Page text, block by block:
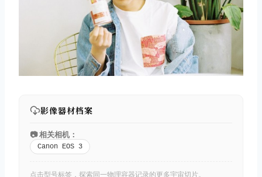
影像器材档案
📷 相关相机：
Canon EOS 3
点击型号标签，探索同一物理容器记录的更多宇宙切片。